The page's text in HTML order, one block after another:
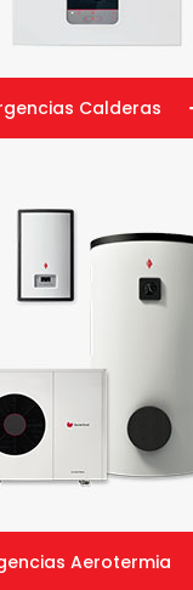
Calderas
Aerotermia